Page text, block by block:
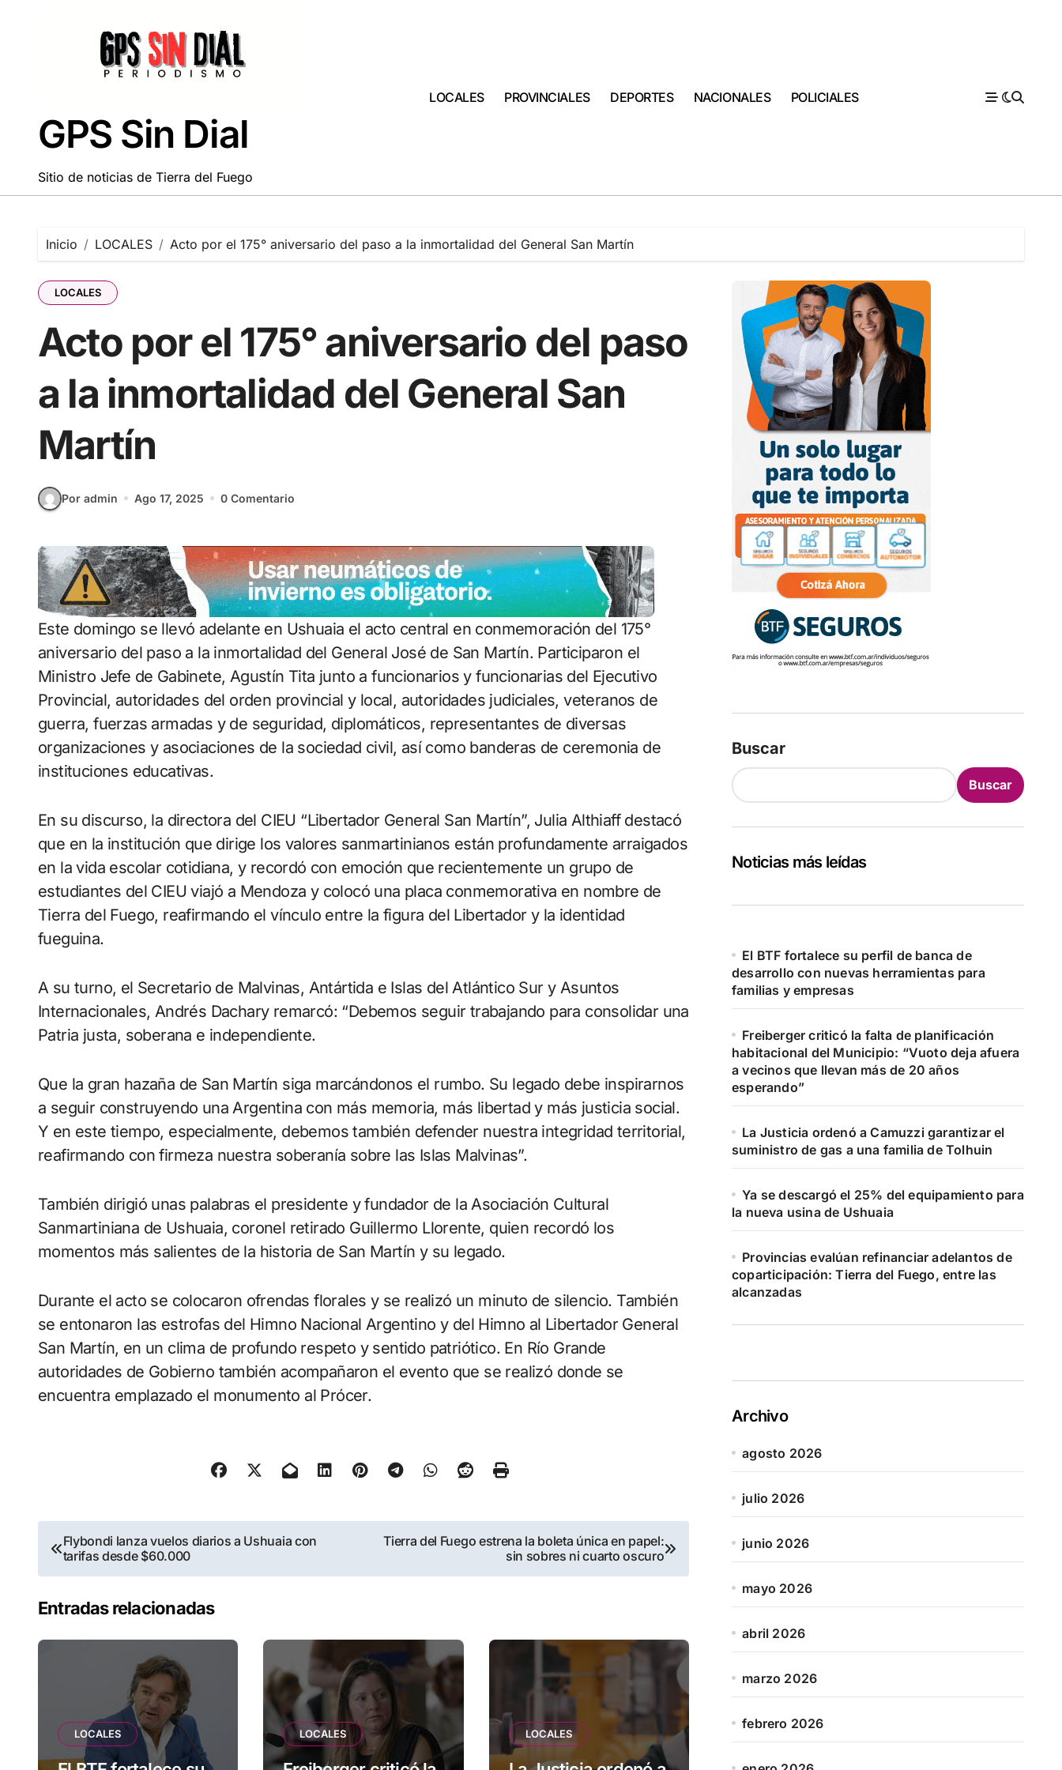
GPS Sin Dial
Sitio de noticias de Tierra del Fuego
LOCALES PROVINCIALES DEPORTES NACIONALES POLICIALES
Inicio LOCALES Acto por el 175° aniversario del paso a la inmortalidad del General San Martín
LOCALES
Acto por el 175° aniversario del paso
a la inmortalidad del General San
Martín
Por admin Ago 17, 2025 0 Comentario
Este domingo se llevó adelante en Ushuaia el acto central en conmemoración del 175°
aniversario del paso a la inmortalidad del General José de San Martín. Participaron el
Ministro Jefe de Gabinete, Agustín Tita junto a funcionarios y funcionarias del Ejecutivo
Provincial, autoridades del orden provincial y local, autoridades judiciales, veteranos de
guerra, fuerzas armadas y de seguridad, diplomáticos, representantes de diversas
organizaciones y asociaciones de la sociedad civil, así como banderas de ceremonia de
instituciones educativas.
En su discurso, la directora del CIEU “Libertador General San Martín”, Julia Althiaff destacó
que en la institución que dirige los valores sanmartinianos están profundamente arraigados
en la vida escolar cotidiana, y recordó con emoción que recientemente un grupo de
estudiantes del CIEU viajó a Mendoza y colocó una placa conmemorativa en nombre de
Tierra del Fuego, reafirmando el vínculo entre la figura del Libertador y la identidad
fueguina.
A su turno, el Secretario de Malvinas, Antártida e Islas del Atlántico Sur y Asuntos
Internacionales, Andrés Dachary remarcó: “Debemos seguir trabajando para consolidar una
Patria justa, soberana e independiente.
Que la gran hazaña de San Martín siga marcándonos el rumbo. Su legado debe inspirarnos
a seguir construyendo una Argentina con más memoria, más libertad y más justicia social.
Y en este tiempo, especialmente, debemos también defender nuestra integridad territorial,
reafirmando con firmeza nuestra soberanía sobre las Islas Malvinas”.
También dirigió unas palabras el presidente y fundador de la Asociación Cultural
Sanmartiniana de Ushuaia, coronel retirado Guillermo Llorente, quien recordó los
momentos más salientes de la historia de San Martín y su legado.
Durante el acto se colocaron ofrendas florales y se realizó un minuto de silencio. También
se entonaron las estrofas del Himno Nacional Argentino y del Himno al Libertador General
San Martín, en un clima de profundo respeto y sentido patriótico. En Río Grande
autoridades de Gobierno también acompañaron el evento que se realizó donde se
encuentra emplazado el monumento al Prócer.
Navegación
de
entradas
Flybondi lanza vuelos diarios a Ushuaia con
tarifas desde $60.000
Tierra del Fuego estrena la boleta única en papel:
sin sobres ni cuarto oscuro
Entradas relacionadas
LOCALES LOCALES LOCALES
Buscar
Buscar
Noticias más leídas
El BTF fortalece su perfil de banca de
desarrollo con nuevas herramientas para
familias y empresas
Freiberger criticó la falta de planificación
habitacional del Municipio: “Vuoto deja afuera
a vecinos que llevan más de 20 años
esperando”
La Justicia ordenó a Camuzzi garantizar el
suministro de gas a una familia de Tolhuin
Ya se descargó el 25% del equipamiento para
la nueva usina de Ushuaia
Provincias evalúan refinanciar adelantos de
coparticipación: Tierra del Fuego, entre las
alcanzadas
Archivo
agosto 2026
julio 2026
junio 2026
mayo 2026
abril 2026
marzo 2026
febrero 2026